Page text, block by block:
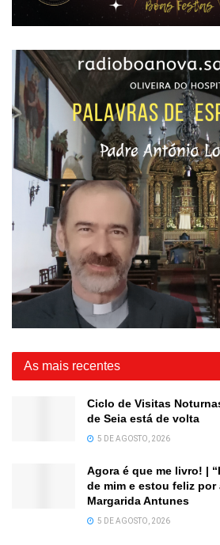
As mais recentes
Ciclo de Visitas
de Seia está de volta
5 DE AGOSTO, 2026
Agora é que me livro! |
de mim e estou feliz por
Margarida Antunes
5 DE AGOSTO, 2026